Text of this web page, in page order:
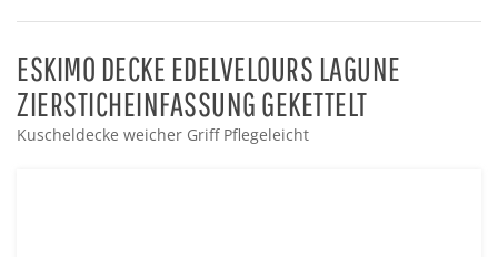
ESKIMO DECKE EDELVELOURS LAGUNE
ZIERSTICHEINFASSUNG GEKETTELT
Kuscheldecke weicher Griff Pflegeleicht